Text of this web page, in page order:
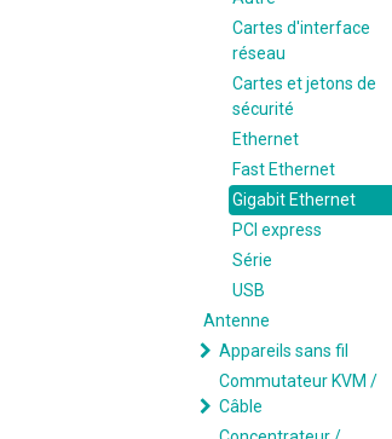
Cartes d'interface
réseau
Cartes et jetons de
sécurité
Ethernet
Fast Ethernet
Gigabit Ethernet
PCI express
Série
USB
Antenne
Appareils sans fil
Commutateur KVM /
Câble